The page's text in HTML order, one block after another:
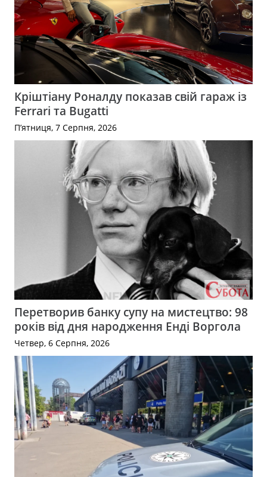
Кріштіану Роналду показав свій гараж із
Ferrari та Bugatti
П’ятниця, 7 Серпня, 2026
Перетворив банку супу на мистецтво: 98
років від дня народження Енді Воргола
Четвер, 6 Серпня, 2026